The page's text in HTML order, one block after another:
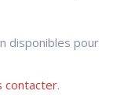
disponibles pour
contacter.